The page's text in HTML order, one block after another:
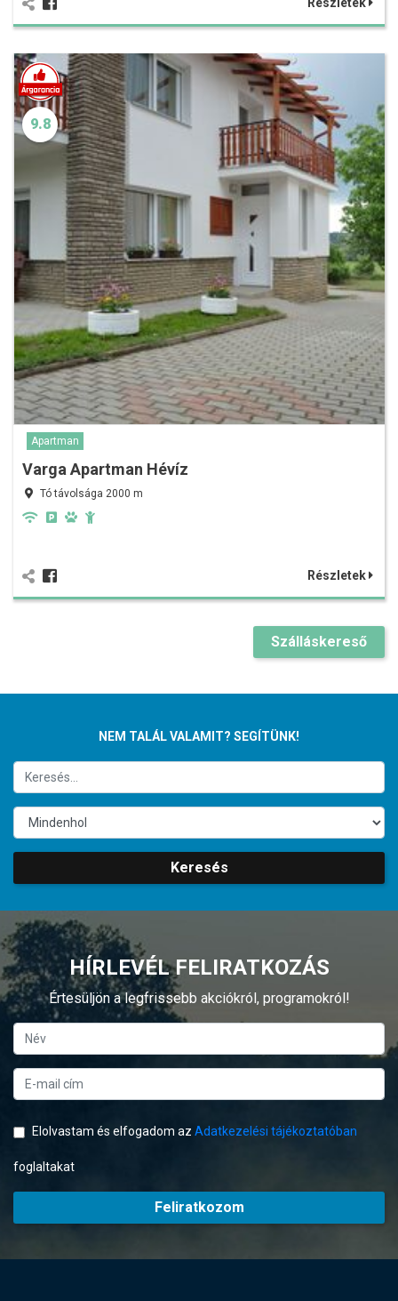
Részletek
9.8
Apartman
Varga Apartman Hévíz
Tó távolsága 2000 m
Részletek
Szálláskereső
NEM TALÁL VALAMIT? SEGÍTÜNK!
Keresés
HÍRLEVÉL FELIRATKOZÁS
Értesüljön a legfrissebb akciókról, programokról!
Elolvastam és elfogadom az Adatkezelési tájékoztatóban
foglaltakat
Feliratkozom